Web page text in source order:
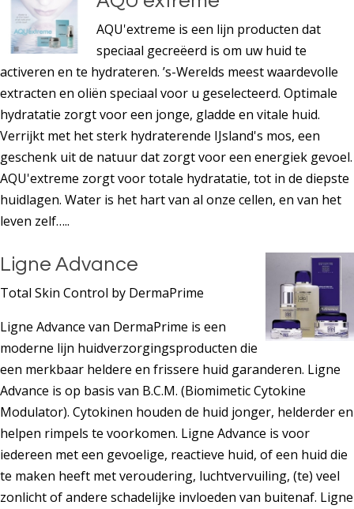
AQU'extreme is een lijn producten dat
speciaal gecreëerd is om uw huid te
activeren en te hydrateren. ’s-Werelds meest waardevolle
extracten en oliën speciaal voor u geselecteerd. Optimale
hydratatie zorgt voor een jonge, gladde en vitale huid.
Verrijkt met het sterk hydraterende IJsland's mos, een
geschenk uit de natuur dat zorgt voor een energiek gevoel.
AQU'extreme zorgt voor totale hydratatie, tot in de diepste
huidlagen. Water is het hart van al onze cellen, en van het
leven zelf…..
Ligne Advance
Total Skin Control by DermaPrime
Ligne Advance van DermaPrime is een
moderne lijn huidverzorgingsproducten die
een merkbaar heldere en frissere huid garanderen. Ligne
Advance is op basis van B.C.M. (Biomimetic Cytokine
Modulator). Cytokinen houden de huid jonger, helderder en
helpen rimpels te voorkomen. Ligne Advance is voor
iedereen met een gevoelige, reactieve huid, of een huid die
te maken heeft met veroudering, luchtvervuiling, (te) veel
zonlicht of andere schadelijke invloeden van buitenaf. Ligne